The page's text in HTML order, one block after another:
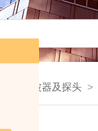
示波器及探头 >